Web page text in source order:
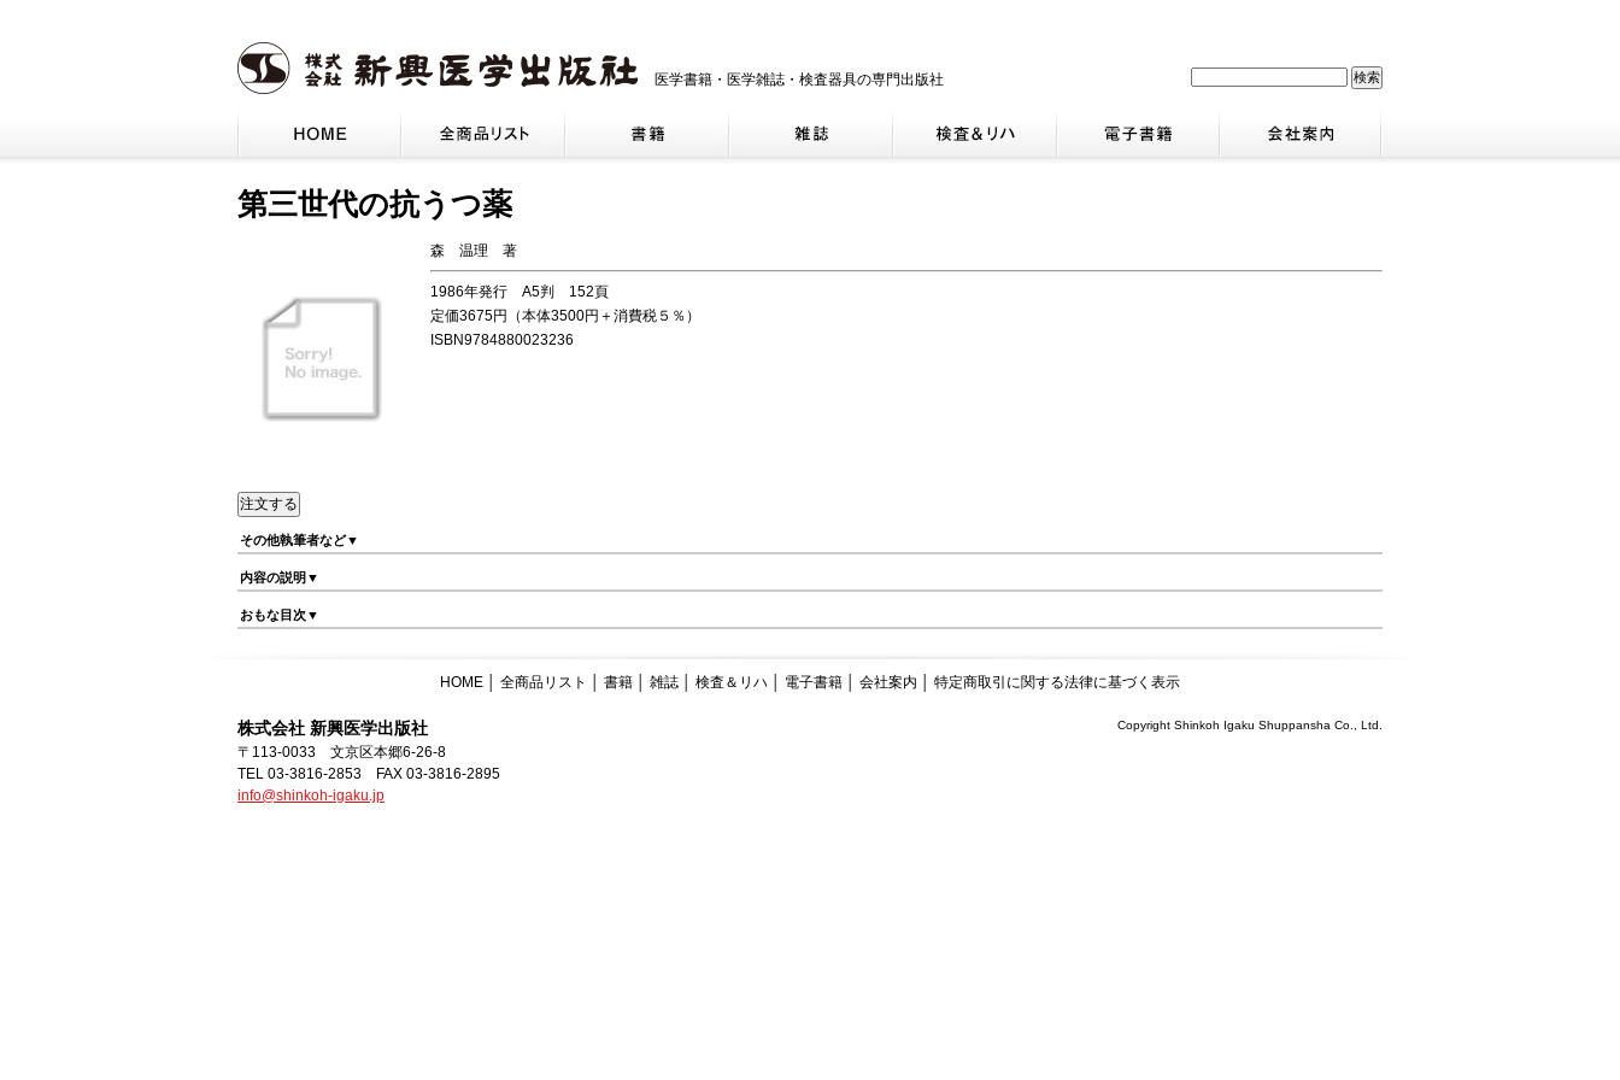
医学書籍・医学雑誌・検査器具の専門出版社
第三世代の抗うつ薬
森 温理 著
1986年発行 A5判 152頁
定価3675円（本体3500円＋消費税５％）
ISBN9784880023236
その他執筆者など▼
内容の説明▼
おもな目次▼
HOME 全商品リスト 書籍 雑誌 検査＆リハ 電子書籍 会社案内 特定商取引に関する法律に基づく表示
株式会社 新興医学出版社
〒113-0033 文京区本郷6-26-8
TEL 03-3816-2853 FAX 03-3816-2895
info@shinkoh-igaku.jp
Copyright Shinkoh Igaku Shuppansha Co., Ltd.